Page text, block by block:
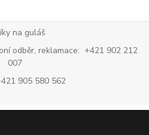
na guláš
odběr, reklamace: +421 902 212
007
905 580 562